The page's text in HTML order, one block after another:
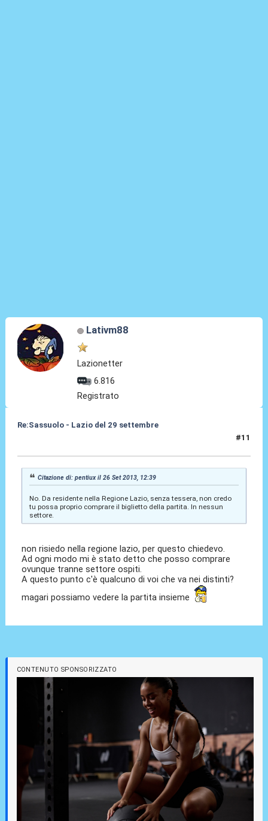
Lativm88
Lazionetter
6.816
Registrato
Re:Sassuolo - Lazio del 29 settembre
#11
Citazione di: pentiux il 26 Set 2013, 12:39
No. Da residente nella Regione Lazio, senza tessera, non credo
tu possa proprio comprare il biglietto della partita. In nessun
settore.
non risiedo nella regione lazio, per questo chiedevo.
Ad ogni modo mi è stato detto che posso comprare
ovunque tranne settore ospiti.
A questo punto c'è qualcuno di voi che va nei distinti?
magari possiamo vedere la partita insieme
CONTENUTO SPONSORIZZATO